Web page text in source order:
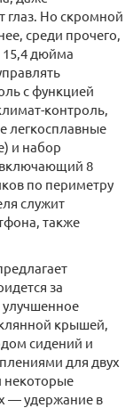
глаз. Но скромной
среди прочего,
15,4 дюйма
с функцией
контроль,
легкосплавные
и набор
включающий 8
по периметру
служит
также
за
улучшенное
крышей,
сидений и
для двух
некоторые
— удержание в